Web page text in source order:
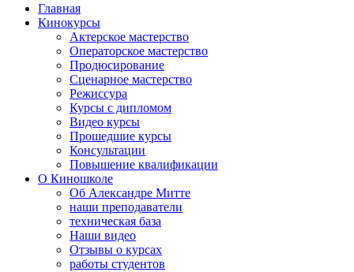
Главная
Кинокурсы
Актерское мастерство
Операторское мастерство
Продюсирование
Сценарное мастерство
Режиссура
Курсы с дипломом
Видео курсы
Прошедшие курсы
Консультации
Повышение квалификации
О Киношколе
Об Александре Митте
наши преподаватели
техническая база
Наши видео
Отзывы о курсах
работы студентов